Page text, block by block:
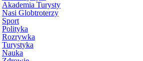
Akademia Turysty
Nasi Globtroterzy
Sport
Polityka
Rozrywka
Turystyka
Nauka